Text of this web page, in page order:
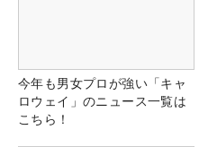
今年も男女プロが強い「キャ
ロウェイ」のニュース一覧は
こちら！